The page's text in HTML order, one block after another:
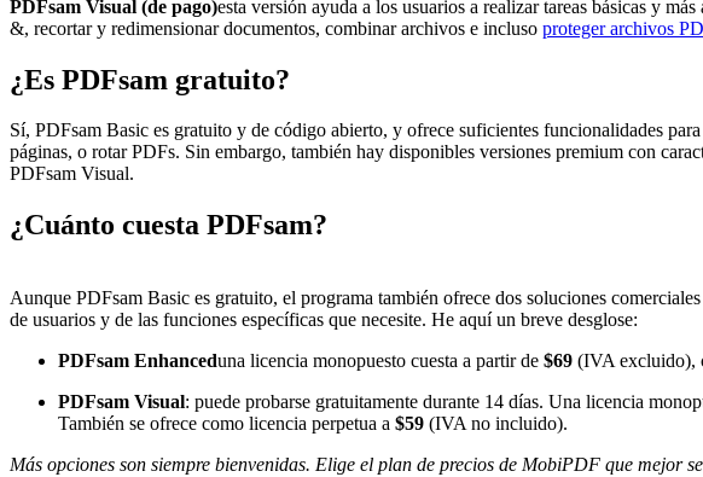
PDFsam Visual (de pago)esta versión ayuda a los usuarios a realizar tareas básicas y
&, recortar y redimensionar documentos, combinar archivos e incluso proteger archivos
¿Es PDFsam gratuito?
Sí, PDFsam Basic es gratuito y de código abierto, y ofrece suficientes funcionalidades
páginas, o rotar PDFs. Sin embargo, también hay disponibles versiones premium con
PDFsam Visual.
¿Cuánto cuesta PDFsam?
Aunque PDFsam Basic es gratuito, el programa también ofrece dos soluciones
de usuarios y de las funciones específicas que necesite. He aquí un breve desglose:
PDFsam Enhanceduna licencia monopuesto cuesta a partir de $69 (IVA excluido),
PDFsam Visual: puede probarse gratuitamente durante 14 días. Una licencia
También se ofrece como licencia perpetua a $59 (IVA no incluido).
Más opciones son siempre bienvenidas. Elige el plan de precios de MobiPDF que mejor